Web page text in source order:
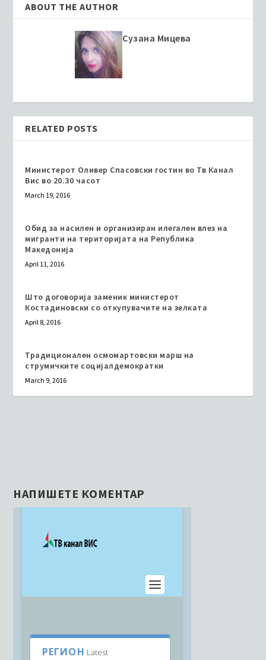
ABOUT THE AUTHOR
Сузана Мицева
RELATED POSTS
Министерот Оливер Спасовски гостин во Тв Канал
Вис во 20.30 часот
March 19, 2016
Oбид за насилен и организиран илегален влез на
мигранти на територијата на Република
Македонија
April 11, 2016
Што договорија заменик министерот
Костадиновски со откупувачите на зелката
April 8, 2016
Традиционален осмомартовски марш на
струмичките социјалдемократки
March 9, 2016
НАПИШЕТЕ КОМЕНТАР